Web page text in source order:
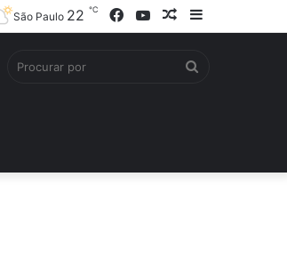
Barra
Artigo
YouTube
Facebook
São Paulo 22 ℃